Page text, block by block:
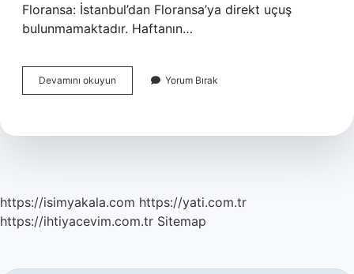
Floransa: İstanbul’dan Floransa’ya direkt uçuş
bulunmamaktadır. Haftanın…
Devamını okuyun
Hangi
Yorum Bırak
https://isimyakala.com https://yati.com.tr
https://ihtiyacevim.com.tr Sitemap